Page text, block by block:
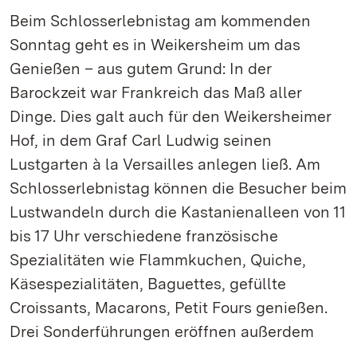
Beim Schlosserlebnistag am kommenden
Sonntag geht es in Weikersheim um das
Genießen – aus gutem Grund: In der
Barockzeit war Frankreich das Maß aller
Dinge. Dies galt auch für den Weikersheimer
Hof, in dem Graf Carl Ludwig seinen
Lustgarten à la Versailles anlegen ließ. Am
Schlosserlebnistag können die Besucher beim
Lustwandeln durch die Kastanienalleen von 11
bis 17 Uhr verschiedene französische
Spezialitäten wie Flammkuchen, Quiche,
Käsespezialitäten, Baguettes, gefüllte
Croissants, Macarons, Petit Fours genießen.
Drei Sonderführungen eröffnen außerdem